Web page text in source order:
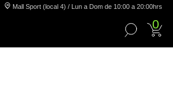
Mall Sport (local 4) / Lun a Dom de 10:00 a 20:00hrs
0